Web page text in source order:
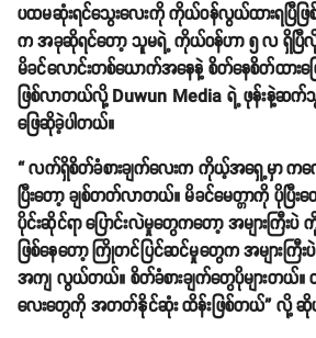
ပထမဆုံးရင်သွေးလေးကို ကိုယ်ဝန်လွယ်ထားရပြီ
က အခုဆိုရင်တော့ သူမရဲ့ ကိုယ်ဝန်ဟာ ၅ လ ရှိပြီ
မိခင်လောင်းတစ်ယောက်အနေနဲ့ စိတ်နေစိတ်ထားပ
ဖြစ်လာတယ်လို့ Duwun Media ရဲ့ ဖုန်းနဲ့ဆက်သွ
ဖြေဆိုခဲ့ပါတယ်။
“ လက်ရှိစိတ်ခံစားချက်လေးက ကိုယ့်အရှေ့မှာ က
ပြီးတော့ ချစ်တတ်လာတယ်။ မိခင်မေတ္တာကို ပိုပြီ
ပိုင်းဆိုင်ရာ ပြောင်းလဲမှုတွေကတော့ အများကြီ
ဖြစ်နေတော့ ကြိုတင်ပြင်ဆင်မှုတွေက အများ
အကျ လွယ်တယ်။ စိတ်ခံစားချက်တွေပိုများတယ်။
လေးတွေကို အတတ်နိုင်ဆုံး ထိန်းဖြစ်တယ်” လို့ ဆို